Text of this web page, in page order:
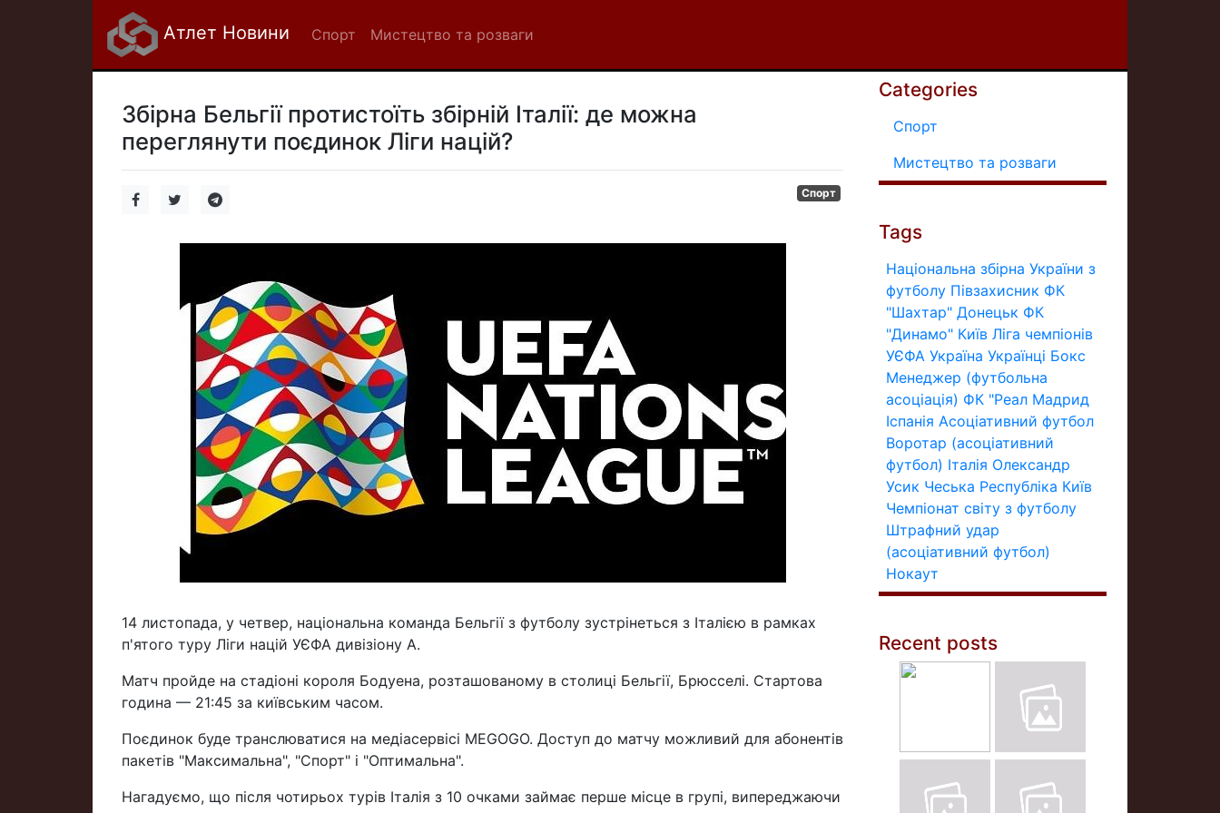
Атлет Новини Спорт Мистецтво та розваги
Збірна Бельгії протистоїть збірній Італії: де можна
переглянути поєдинок Ліги націй?
Спорт
14 листопада, у четвер, національна команда Бельгії з футболу зустрінеться з Італією в рамках
п'ятого туру Ліги націй УЄФА дивізіону А.
Матч пройде на стадіоні короля Бодуена, розташованому в столиці Бельгії, Брюсселі. Стартова
година — 21:45 за київським часом.
Поєдинок буде транслюватися на медіасервісі MEGOGO. Доступ до матчу можливий для абонентів
пакетів "Максимальна", "Спорт" і "Оптимальна".
Нагадуємо, що після чотирьох турів Італія з 10 очками займає перше місце в групі, випереджаючи
Categories
Спорт
Мистецтво та розваги
Tags
Національна збірна України з
футболу Півзахисник ФК
"Шахтар" Донецьк ФК
"Динамо" Київ Ліга чемпіонів
УЄФА Україна Українці Бокс
Менеджер (футбольна
асоціація) ФК "Реал Мадрид
Іспанія Асоціативний футбол
Воротар (асоціативний
футбол) Італія Олександр
Усик Чеська Республіка Київ
Чемпіонат світу з футболу
Штрафний удар
(асоціативний футбол)
Нокаут
Recent posts